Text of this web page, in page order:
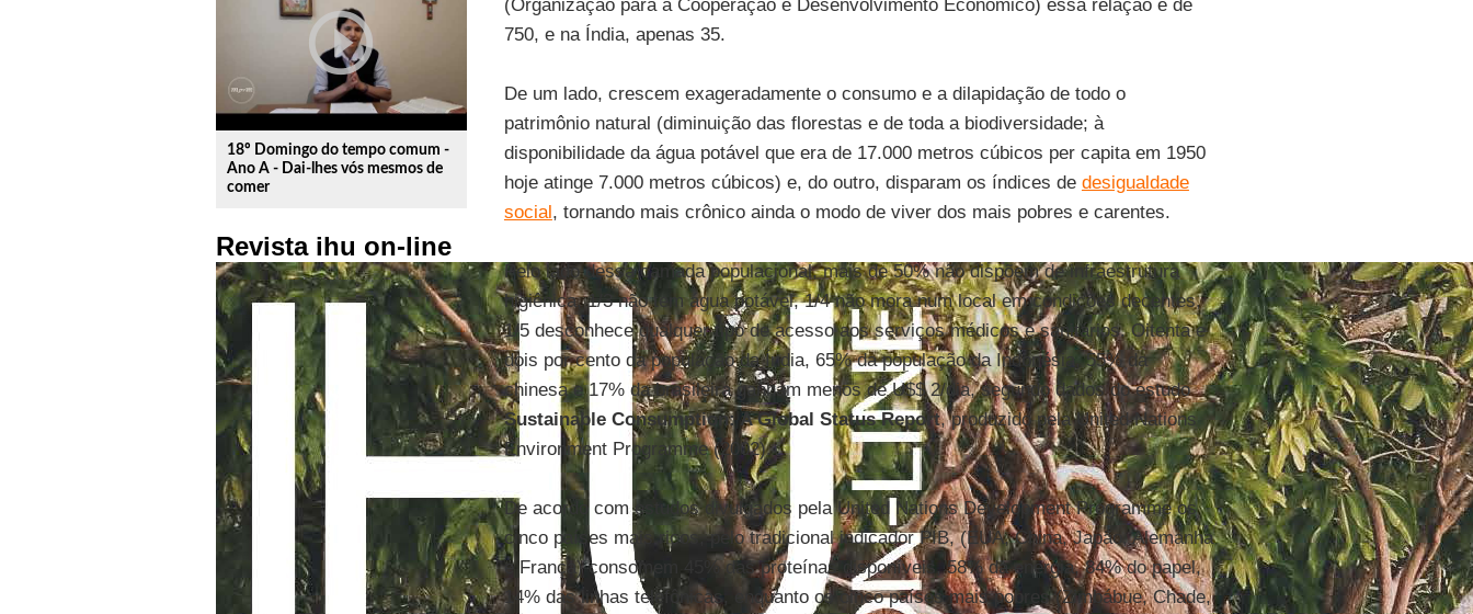
play_circle_outline
18º Domingo do tempo comum -
Ano A - Dai-lhes vós mesmos de
comer
Revista ihu on-line
(Organização para a Cooperação e Desenvolvimento Econômico) essa relação é de
750, e na Índia, apenas 35.
De um lado, crescem exageradamente o consumo e a dilapidação de todo o
patrimônio natural (diminuição das florestas e de toda a biodiversidade; à
disponibilidade da água potável que era de 17.000 metros cúbicos per capita em 1950
hoje atinge 7.000 metros cúbicos) e, do outro, disparam os índices de desigualdade
social, tornando mais crônico ainda o modo de viver dos mais pobres e carentes.
Pelo lado dessa camada populacional, mais de 50% não dispõem de infraestrutura
higiênica, 1/3 não tem água potável, 1/4 não mora num local em condições decentes,
1/5 desconhece qualquer tipo de acesso aos serviços médicos e sanitários. Oitenta e
dois por cento da população da Índia, 65% da população da Indonésia, 55% da
chinesa e 17% da brasileira ganham menos de U$$ 2/dia, segundo dados do estudo
Sustainable Consumption: A Global Status Report, produzido pela United Nations
Environment Programme (2002).
De acordo com estudos divulgados pela United Nations Development Programme os
cinco países mais ricos, pelo tradicional indicador PIB, (EUA, China, Japão, Alemanha
e França) consomem 45% das proteínas disponíveis, 58% da energia, 84% do papel,
14% das linhas telefônicas, enquanto os cinco países mais pobres (Zimbábue, Chade,